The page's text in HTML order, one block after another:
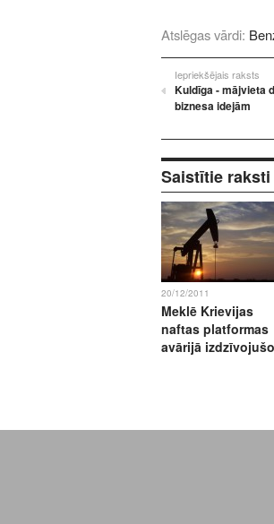
Atslēgas vārdi:
Iepriekšējais raksts
Kuldīga - mājvieta
biznesa idejām
Saistītie raksti
20/12/2011
Meklē Krievijas
naftas platformas
avārijā